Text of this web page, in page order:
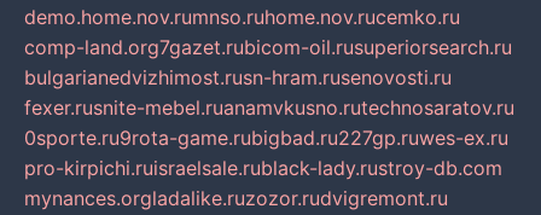
demo.home.nov.rumnso.ruhome.nov.rucemko.ru
comp-land.org7gazet.rubicom-oil.rusuperiorsearch.ru
bulgarianedvizhimost.rusn-hram.rusenovosti.ru
fexer.rusnite-mebel.ruanamvkusno.rutechnosaratov.ru
0sporte.ru9rota-game.rubigbad.ru227gp.ruwes-ex.ru
pro-kirpichi.ruisraelsale.rublack-lady.rustroy-db.com
mynances.orgladalike.ruzozor.rudvigremont.ru